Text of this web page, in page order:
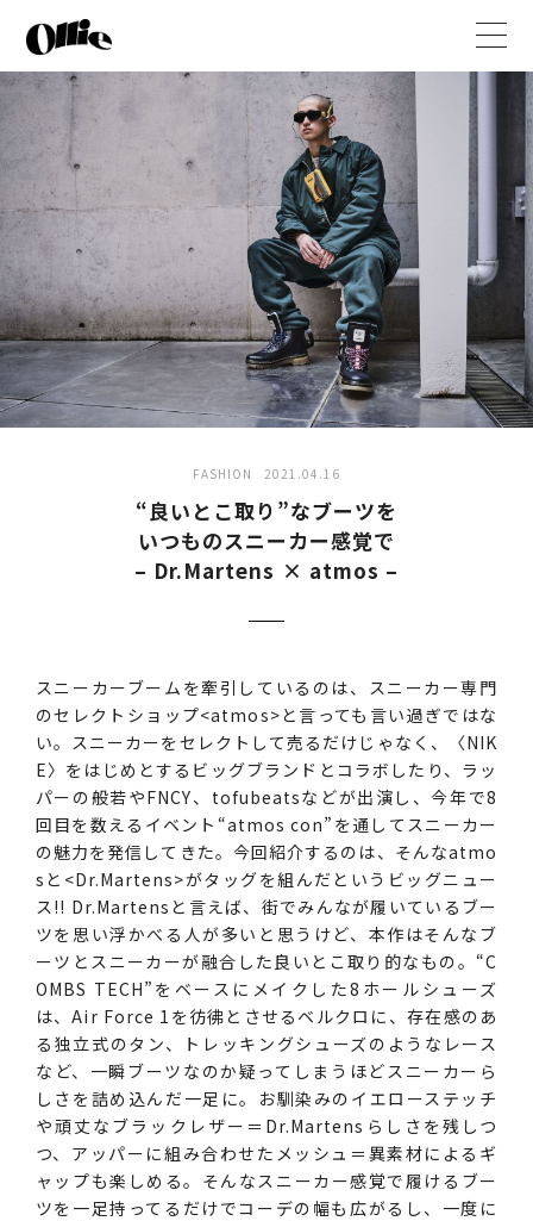
t
o
i
o
FASHION 2021.04.16
“良いとこ取り”なブーツを
いつものスニーカー感覚で
– Dr.Martens × atmos –
スニーカーブームを牽引しているのは、スニーカー専門
のセレクトショップ<atmos>と言っても言い過ぎではな
い。スニーカーをセレクトして売るだけじゃなく、〈NIK
E〉をはじめとするビッグブランドとコラボしたり、ラッ
パーの般若やFNCY、tofubeatsなどが出演し、今年で8
回目を数えるイベント“atmos con”を通してスニーカー
の魅力を発信してきた。今回紹介するのは、そんなatmo
sと<Dr.Martens>がタッグを組んだというビッグニュー
ス!! Dr.Martensと言えば、街でみんなが履いているブー
ツを思い浮かべる人が多いと思うけど、本作はそんなブ
ーツとスニーカーが融合した良いとこ取り的なもの。“C
OMBS TECH”をベースにメイクした8ホールシューズ
は、Air Force 1を彷彿とさせるベルクロに、存在感のあ
る独立式のタン、トレッキングシューズのようなレース
など、一瞬ブーツなのか疑ってしまうほどスニーカーら
しさを詰め込んだ一足に。お馴染みのイエローステッチ
や頑丈なブラックレザー＝Dr.Martensらしさを残しつ
つ、アッパーに組み合わせたメッシュ＝異素材によるギ
ャップも楽しめる。そんなスニーカー感覚で履けるブー
ツを一足持ってるだけでコーデの幅も広がるし、一度に